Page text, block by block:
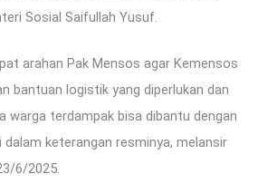
Sosial Saifullah Yusuf.
arahan Pak Mensos agar Kemensos
bantuan logistik yang diperlukan dan
warga terdampak bisa dibantu dengan
dalam keterangan resminya, melansir
6/2025.